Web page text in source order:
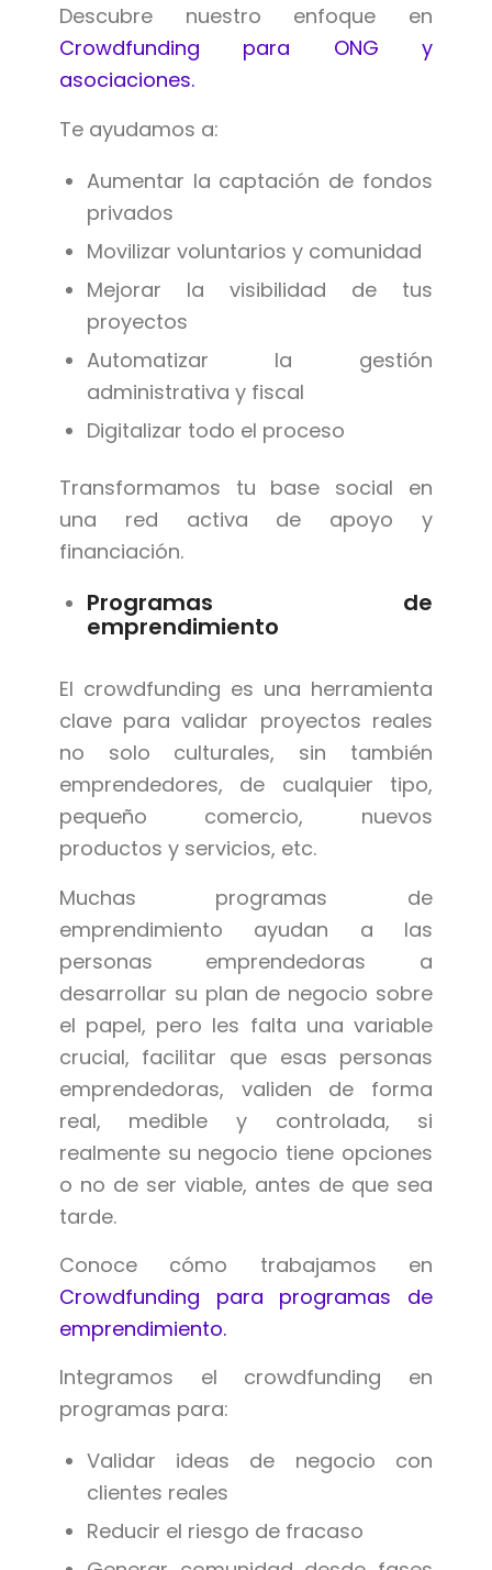
Descubre nuestro enfoque en
Crowdfunding para ONG y
asociaciones.
Te ayudamos a:
Aumentar la captación de fondos
privados
Movilizar voluntarios y comunidad
Mejorar la visibilidad de tus
proyectos
Automatizar la gestión
administrativa y fiscal
Digitalizar todo el proceso
Transformamos tu base social en
una red activa de apoyo y
financiación.
Programas de
emprendimiento
El crowdfunding es una herramienta
clave para validar proyectos reales
no solo culturales, sin también
emprendedores, de cualquier tipo,
pequeño comercio, nuevos
productos y servicios, etc.
Muchas programas de
emprendimiento ayudan a las
personas emprendedoras a
desarrollar su plan de negocio sobre
el papel, pero les falta una variable
crucial, facilitar que esas personas
emprendedoras, validen de forma
real, medible y controlada, si
realmente su negocio tiene opciones
o no de ser viable, antes de que sea
tarde.
Conoce cómo trabajamos en
Crowdfunding para programas de
emprendimiento.
Integramos el crowdfunding en
programas para:
Validar ideas de negocio con
clientes reales
Reducir el riesgo de fracaso